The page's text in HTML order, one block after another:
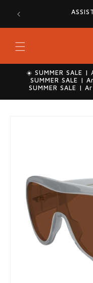
direttamente
☀️ SUMMER
SUMMER SALE
SUMMER SALE |